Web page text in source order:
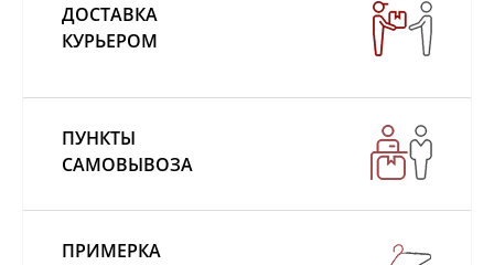
ДОСТАВКА
КУРЬЕРОМ
ПУНКТЫ
САМОВЫВОЗА
ПРИМЕРКА